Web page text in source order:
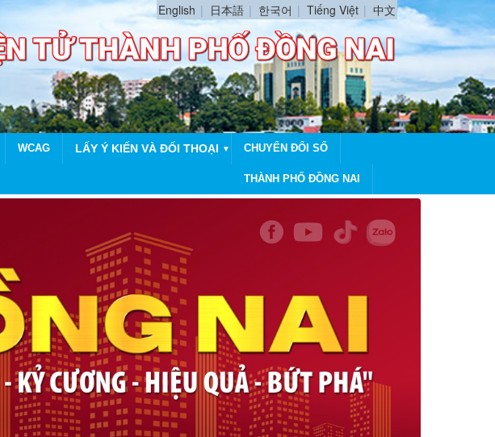
English 日本語 한국어 Tiếng Việt 中文
WCAG LẤY Ý KIẾN VÀ ĐỐI THOẠI ▼ CHUYỂN ĐỔI SỐ
THÀNH PHỐ ĐỒNG NAI